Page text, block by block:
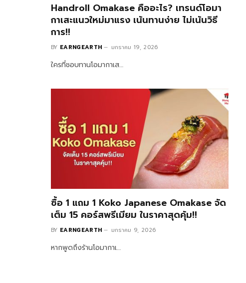
Handroll Omakase คืออะไร? เทรนด์โอมา
กาเสะแนวใหม่มาแรง เน้นทานง่าย ไม่เน้นวิธี
การ!!
BY EARNGEARTH มกราคม 19, 2026
ใครที่ชอบทานโอมากาเส…
ซื้อ 1 แถม 1 Koko Japanese Omakase จัด
เต็ม 15 คอร์สพรีเมียม ในราคาสุดคุ้ม!!
BY EARNGEARTH มกราคม 9, 2026
หากพูดถึงร้านโอมากาเ…